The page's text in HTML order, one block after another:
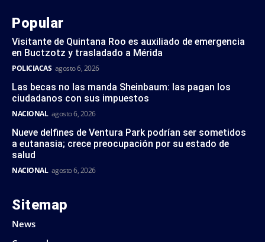
Popular
Visitante de Quintana Roo es auxiliado de emergencia
en Buctzotz y trasladado a Mérida
POLICIACAS agosto 6, 2026
Las becas no las manda Sheinbaum: las pagan los
ciudadanos con sus impuestos
NACIONAL agosto 6, 2026
Nueve delfines de Ventura Park podrían ser sometidos
a eutanasia; crece preocupación por su estado de
salud
NACIONAL agosto 6, 2026
Sitemap
News